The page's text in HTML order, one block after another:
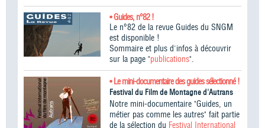
• Guides, n°82 !
Le n°82 de la revue Guides du SNGM
est disponible !
Sommaire et plus d'infos à découvrir
sur la page "publications".
• Le mini-documentaire des guides sélectionné !
Festival du Film de Montagne d'Autrans
Notre mini-documentaire "Guides, un
métier pas comme les autres" fait partie
de la sélection du Festival International